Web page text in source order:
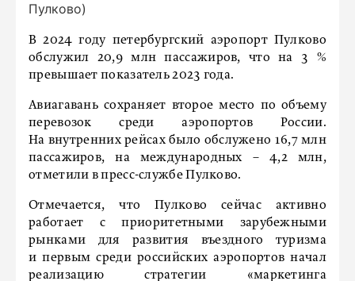
Пулково)
В 2024 году петербургский аэропорт Пулково
обслужил 20,9 млн пассажиров, что на 3 %
превышает показатель 2023 года.
Авиагавань сохраняет второе место по объему
перевозок среди аэропортов России.
На внутренних рейсах было обслужено 16,7 млн
пассажиров, на международных – 4,2 млн,
отметили в пресс-службе Пулково.
Отмечается, что Пулково сейчас активно
работает с приоритетными зарубежными
рынками для развития въездного туризма
и первым среди российских аэропортов начал
реализацию стратегии «маркетинга